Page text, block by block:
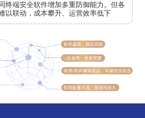
终端安全软件增加多重防御能力。但各
以联动，成本攀升、运营效率低下